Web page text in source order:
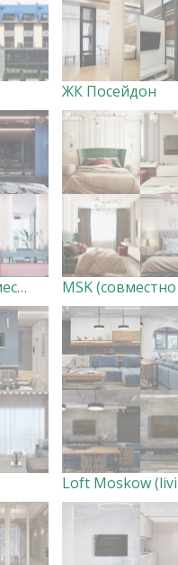
ЖК Посейдон
Облака (1) совместно с дизайн студией Bascoy